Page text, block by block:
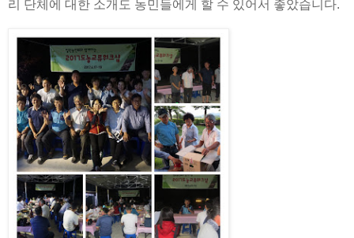
리 단체에 대한 소개도 농민들에게 할 수 있어서 좋았습니다.